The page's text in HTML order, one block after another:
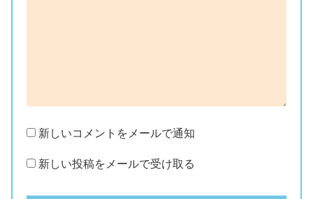
新しいコメントをメールで通知
新しい投稿をメールで受け取る